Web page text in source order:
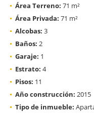
Área Terreno: 71 m²
Área Privada: 71 m²
Alcobas: 3
Baños: 2
Garaje: 1
Estrato: 4
Pisos: 11
Año construcción: 2015
Tipo de inmueble: